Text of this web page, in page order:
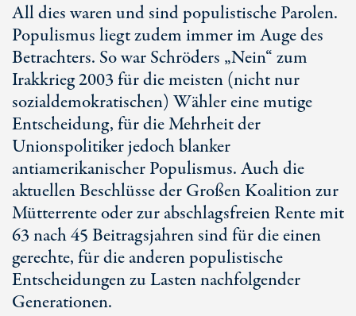
All dies waren und sind populistische Parolen.
Populismus liegt zudem immer im Auge des
Betrachters. So war Schröders „Nein“ zum
Irakkrieg 2003 für die meisten (nicht nur
sozialdemokratischen) Wähler eine mutige
Entscheidung, für die Mehrheit der
Unionspolitiker jedoch blanker
antiamerikanischer Populismus. Auch die
aktuellen Beschlüsse der Großen Koalition zur
Mütterrente oder zur abschlagsfreien Rente mit
63 nach 45 Beitragsjahren sind für die einen
gerechte, für die anderen populistische
Entscheidungen zu Lasten nachfolgender
Generationen.